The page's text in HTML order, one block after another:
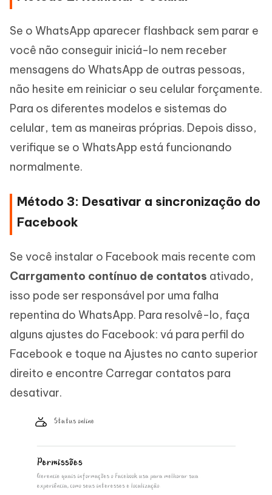
Se o WhatsApp aparecer flashback sem parar e
você não conseguir iniciá-lo nem receber
mensagens do WhatsApp de outras pessoas,
não hesite em reiniciar o seu celular forçamente.
Para os diferentes modelos e sistemas do
celular, tem as maneiras próprias. Depois disso,
verifique se o WhatsApp está funcionando
normalmente.
Método 3: Desativar a sincronização do
Facebook
Se você instalar o Facebook mais recente com
Carrgamento contínuo de contatos ativado,
isso pode ser responsável por uma falha
repentina do WhatsApp. Para resolvê-lo, faça
alguns ajustes do Facebook: vá para perfil do
Facebook e toque na Ajustes no canto superior
direito e encontre Carregar contatos para
desativar.